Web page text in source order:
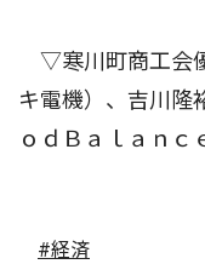
▽寒川町商工会
キ電機）、吉川隆
ｏｄＢａｌａｎｃ
#経済